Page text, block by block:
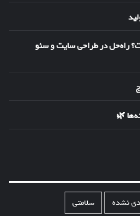
راه‌حل در طراحی سایت و سئو
🌿
نشده سلامتی